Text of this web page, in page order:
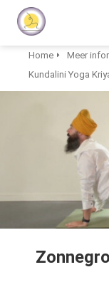
Home
Meer
Kundalini Yoga